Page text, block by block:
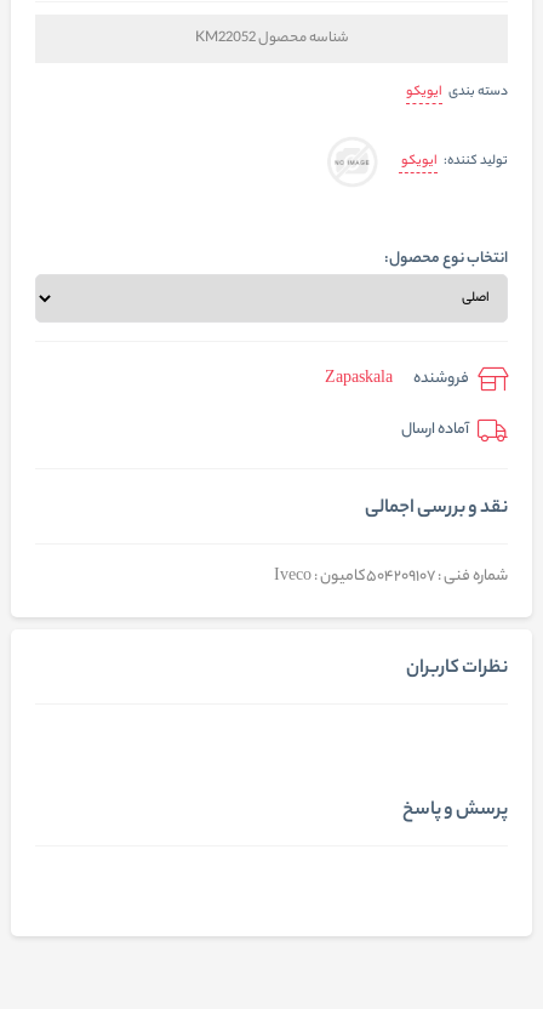
شناسه محصولKM22052
دسته بندی ایویکو
تولید کننده: ایویکو
انتخاب نوع محصول:
فروشنده
Zapaskala
آماده ارسال
نقد و بررسی اجمالی
شماره فنی : 504209107کامیون : Iveco
نظرات کاربران
پرسش و پاسخ